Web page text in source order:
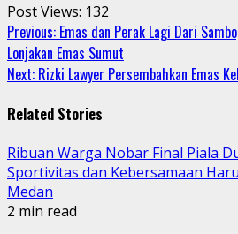
Post Views: 132
Continue
Reading
Previous: Emas dan Perak Lagi Dari
Lonjakan Emas Sumut
Next: Rizki Lawyer Persembahkan Emas
Related Stories
Ribuan Warga Nobar Final Piala
Sportivitas dan Kebersamaan
Medan
2 min read